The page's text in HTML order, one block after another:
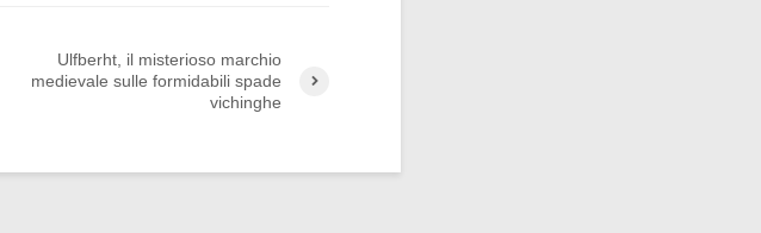
Ulfberht, il misterioso marchio
medievale sulle formidabili spade
vichinghe